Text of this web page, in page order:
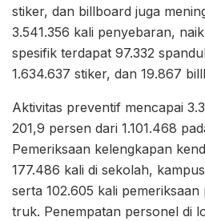
stiker, dan billboard juga
3.541.356 kali penyebaran,
spesifik terdapat 97.332
1.634.637 stiker, dan 19.867
Aktivitas preventif mencapai
201,9 persen dari 1.101.468
Pemeriksaan kelengkapan
177.486 kali di sekolah,
serta 102.605 kali
truk. Penempatan personel di